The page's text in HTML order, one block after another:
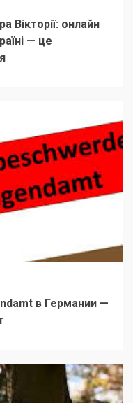
Вікторії: онлайн
— це
в Германии —